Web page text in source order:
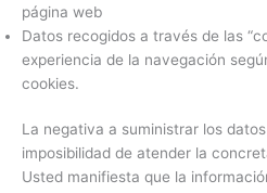
página web
Datos recogidos a través de las
experiencia de la navegación
cookies.
La negativa a suministrar los
imposibilidad de atender la
Usted manifiesta que la